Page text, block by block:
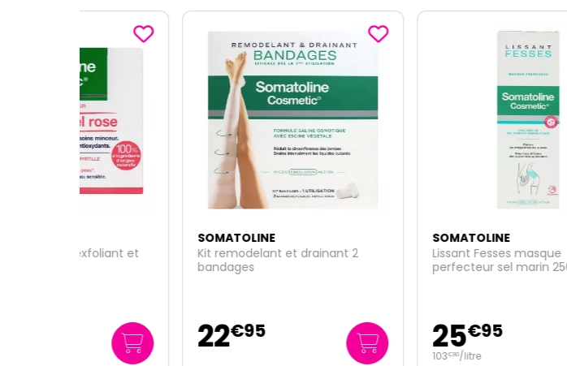
Kit remodelant et drainant 2
22€95
Lissant Fesses masque
perfecteur sel marin 250ml
25€95
103€ /litre